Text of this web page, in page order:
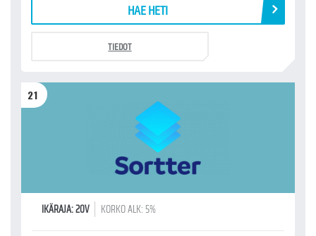
HAE HETI
TIEDOT
21
IKÄRAJA: 20V KORKO ALK: 5%